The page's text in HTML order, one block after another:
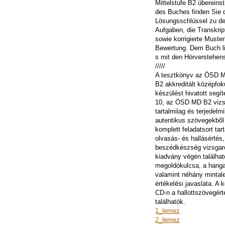
Mittelstufe B2
des Buches finden Sie
Lösungsschlüssel zu
Aufgaben, die
sowie korrigierte
Bewertung. Dem Buch
s mit den
/////
A tesztkönyv az ÖSD
B2 akkreditált
készülést hivatott
10, az ÖSD MD B2
tartalmilag és
autentikus
komplett feladatsort
olvasás- és
beszédkészség
kiadvány végén
megoldókulcsa, a
valamint néhány
értékelési javaslata. A
CD-n a
találhatók.
1_lemez
2_lemez